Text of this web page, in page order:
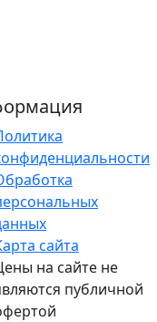
сайта
на сайте не
публичной